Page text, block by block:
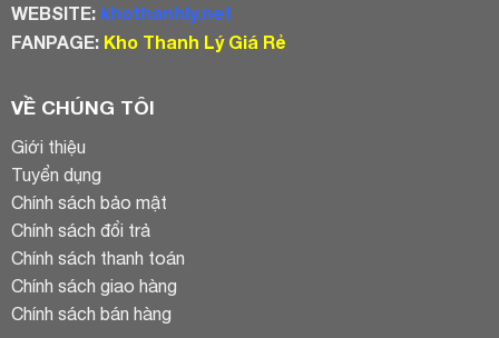
WEBSITE: khothanhly.net
FANPAGE: Kho Thanh Lý Giá Rẻ
VỀ CHÚNG TÔI
Giới thiệu
Tuyển dụng
Chính sách bảo mật
Chính sách đổi trả
Chính sách thanh toán
Chính sách giao hàng
Chính sách bán hàng